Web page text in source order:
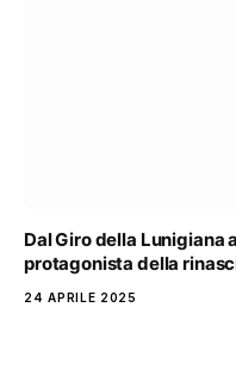
Dal Giro della Lunigiana
protagonista della
24 APRILE 2025